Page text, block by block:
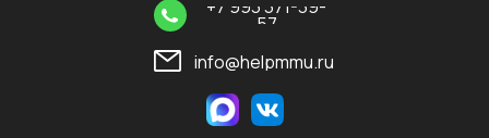
+7 993 371-39-
57
info@helpmmu.ru